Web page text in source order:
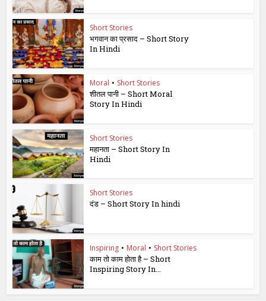
Short Stories
भगवान का प्रसाद – Short Story
In Hindi
Moral • Short Stories
शीतल पानी – Short Moral
Story In Hindi
Short Stories
महानता – Short Story In
Hindi
Short Stories
दंड – Short Story In hindi
Inspiring • Moral • Short Stories
काम तो काम होता है – Short
Inspiring Story In...